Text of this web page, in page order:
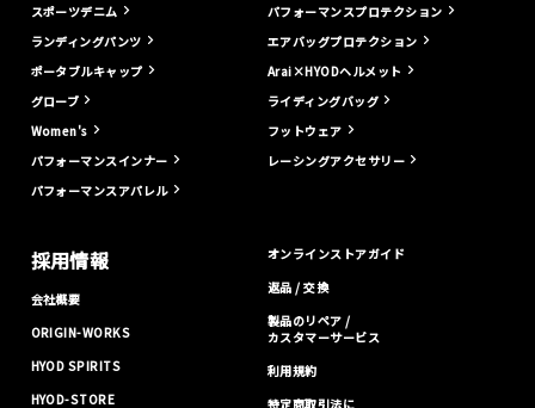
スポーツデニム
ランディングパンツ
ポータブルキャップ
グローブ
Women's
パフォーマンスインナー
パフォーマンスアパレル
パフォーマンスプロテクション
エアバッグプロテクション
Arai×HYODヘルメット
ライディングバッグ
フットウェア
レーシングアクセサリー
採用情報
会社概要
ORIGIN-WORKS
HYOD SPIRITS
HYOD-STORE
オンラインストアガイド
返品 / 交換
製品のリペア /
カスタマーサービス
利用規約
特定商取引法に